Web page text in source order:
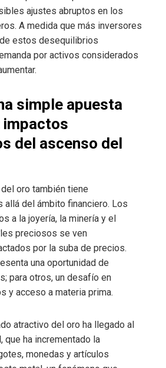
ajustes abruptos en los
A medida que más inversores
estos desequilibrios
por activos considerados
simple apuesta
del ascenso del
oro también tiene
allá del ámbito financiero. Los
a la joyería, la minería y el
preciosos se ven
por la suba de precios.
una oportunidad de
para otros, un desafío en
y acceso a materia prima.
atractivo del oro ha llegado al
que ha incrementado la
monedas y artículos